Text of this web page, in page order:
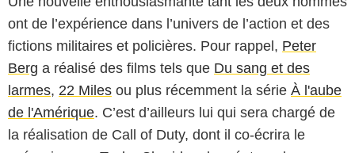
ont de l’expérience dans l’univers de l’action et des
fictions militaires et policières. Pour rappel, Peter
Berg a réalisé des films tels que Du sang et des
larmes, 22 Miles ou plus récemment la série À l'aube
de l'Amérique. C’est d’ailleurs lui qui sera chargé de
la réalisation de Call of Duty, dont il co-écrira le